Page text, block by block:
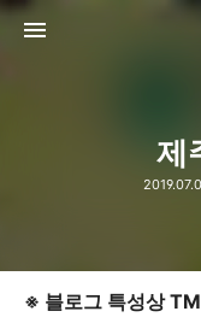
제
※ 블로그 특성상